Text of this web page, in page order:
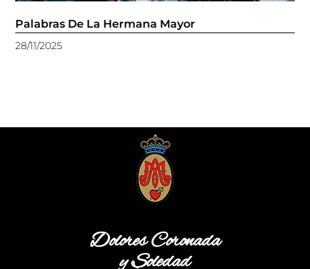
Palabras De La Hermana Mayor
28/11/2025
Dolores Coronada
y Soledad